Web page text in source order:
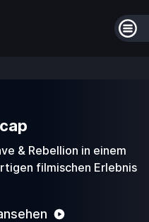
& Rebellion in einem
filmischen Erlebnis